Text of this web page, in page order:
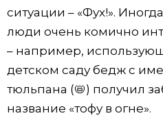
ситуации – «Фух!».
люди очень комично
– например,
детском саду бедж с
тюльпана (📛) получил
название «тофу в огне».